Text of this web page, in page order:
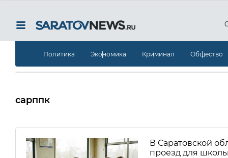
Политика Экономика Криминал Общество
сарппк
В Саратовской
проезд для